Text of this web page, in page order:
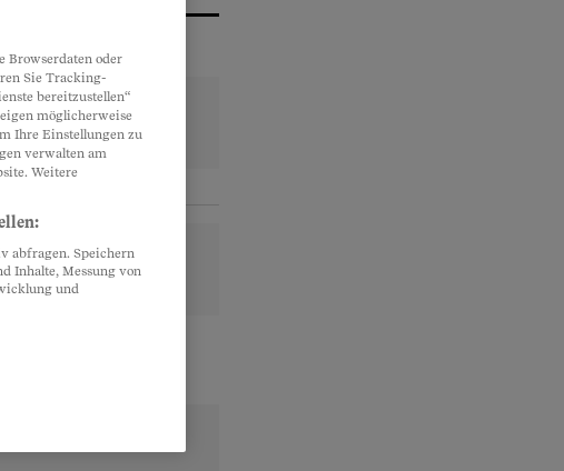
Browserdaten oder
Sie Tracking-
bereitzustellen“
möglicherweise
Ihre Einstellungen zu
verwalten am
Weitere
abfragen. Speichern
Inhalte, Messung von
und